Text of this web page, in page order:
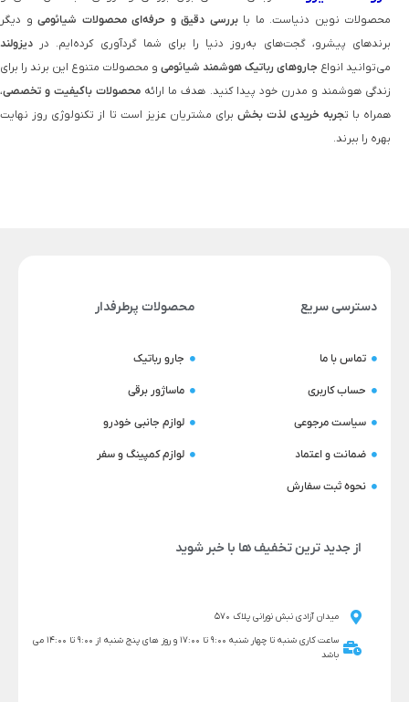
محصولات نوین دنیاست. ما بابررسی دقیق و حرفه‌ای محصولات شیائومی و دیگر
برندهای پیشرو، گجت‌های به‌روز دنیا را برای شما گردآوری کرده‌ایم. در دیزولند
می‌توانید انواع جاروهای رباتیک هوشمند شیائومی و محصولات متنوع این برند را برای
زندگی هوشمند و مدرن خود پیدا کنید. هدف ما ارائه محصولات باکیفیت و تخصصی،
همراه با تجربه خریدی لذت‌ بخشبرای مشتریان عزیز است تا از تکنولوژی روز نهایت
بهره را ببرند.
دسترسی سریع
تماس با ما
حساب کاربری
سیاست مرجوعی
ضمانت و اعتماد
نحوه ثبت سفارش
محصولات پرطرفدار
جارو رباتیک
ماساژور برقی
لوازم جانبی خودرو
لوازم کمپینگ و سفر
از جدید ترین تخفیف ها با خبر شوید
میدان آزادی نبش نورانی پلاک 570
ساعت کاری شنبه تا چهار شنبه 9:00 تا 17:00 و روز های پنج شنبه از 9:00 تا 14:00 می
باشد